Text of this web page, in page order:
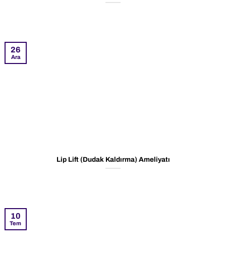
Lip Lift (Dudak Kaldırma) Ameliyatı
26
Ara
10
Tem